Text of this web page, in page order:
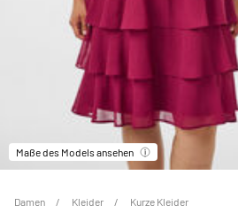
Maße des Models ansehen
Damen Kleider Kurze Kleider